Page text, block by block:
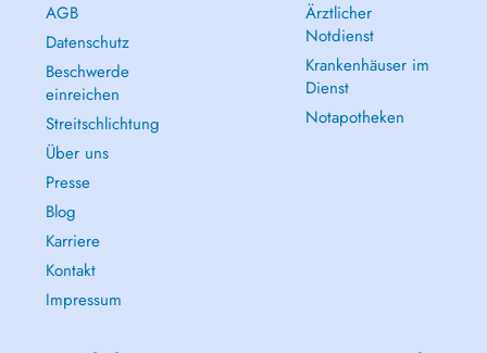
AGB
Datenschutz
Beschwerde
einreichen
Streitschlichtung
Über uns
Presse
Blog
Karriere
Kontakt
Impressum
Ärztlicher
Notdienst
Krankenhäuser im
Dienst
Notapotheken